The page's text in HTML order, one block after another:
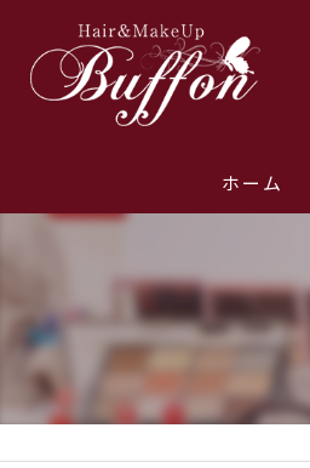
ホーム